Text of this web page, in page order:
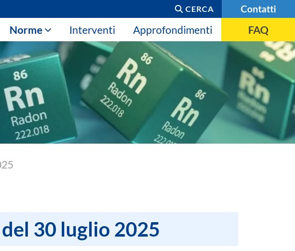
CERCA Contatti
Norme Interventi Approfondimenti FAQ
del 30 luglio 2025